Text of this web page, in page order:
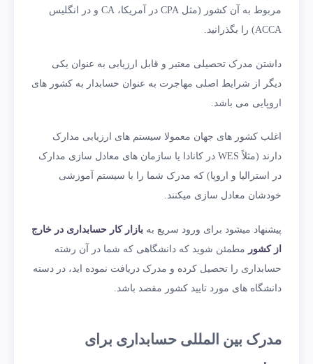
مربوط به آن کشور (مثل CPA در آمریکا، CA و در انگلیس
ACCA) را بگذرانید.
داشتن مدرک تحصیلی معتبر و قابل ارزیابی به عنوان یکی
دیگر از شرایط اصلی مهاجرت به عنوان حسابدار به کشور های
اروپایی می باشد.
اغلب کشور های جهان معمولا سیستم های ارزیابی مدارک
دارند (مثلاً WES در کانادا یا سازمان های معادل سازی مدارک
در استرالیا و اروپا) که مدرک شما را با سیستم آموزشی
خودشان معادل سازی میکنند.
پیشنهاد میشود برای ورود سریع به بازار کار حسابداری در خارج
از کشور مطمئن شوید که دانشگاهی که شما در آن رشته
حسابداری را تحصیل کرده و مدرک دریافت نموده اید، در دسته
دانشگاه های مورد تایید کشور مقصد باشد.
مدرک بین المللی حسابداری برای